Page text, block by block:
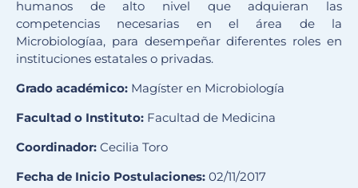
humanos de alto nivel que adquieran las
competencias necesarias en el área de la
Microbiologíaa, para desempeñar diferentes roles en
instituciones estatales o privadas.
Grado académico: Magíster en Microbiología
Facultad o Instituto: Facultad de Medicina
Coordinador: Cecilia Toro
Fecha de Inicio Postulaciones: 02/11/2017